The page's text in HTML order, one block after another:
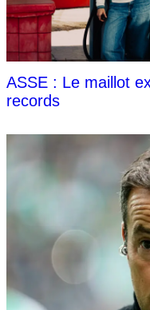
ASSE : Le maillot
records